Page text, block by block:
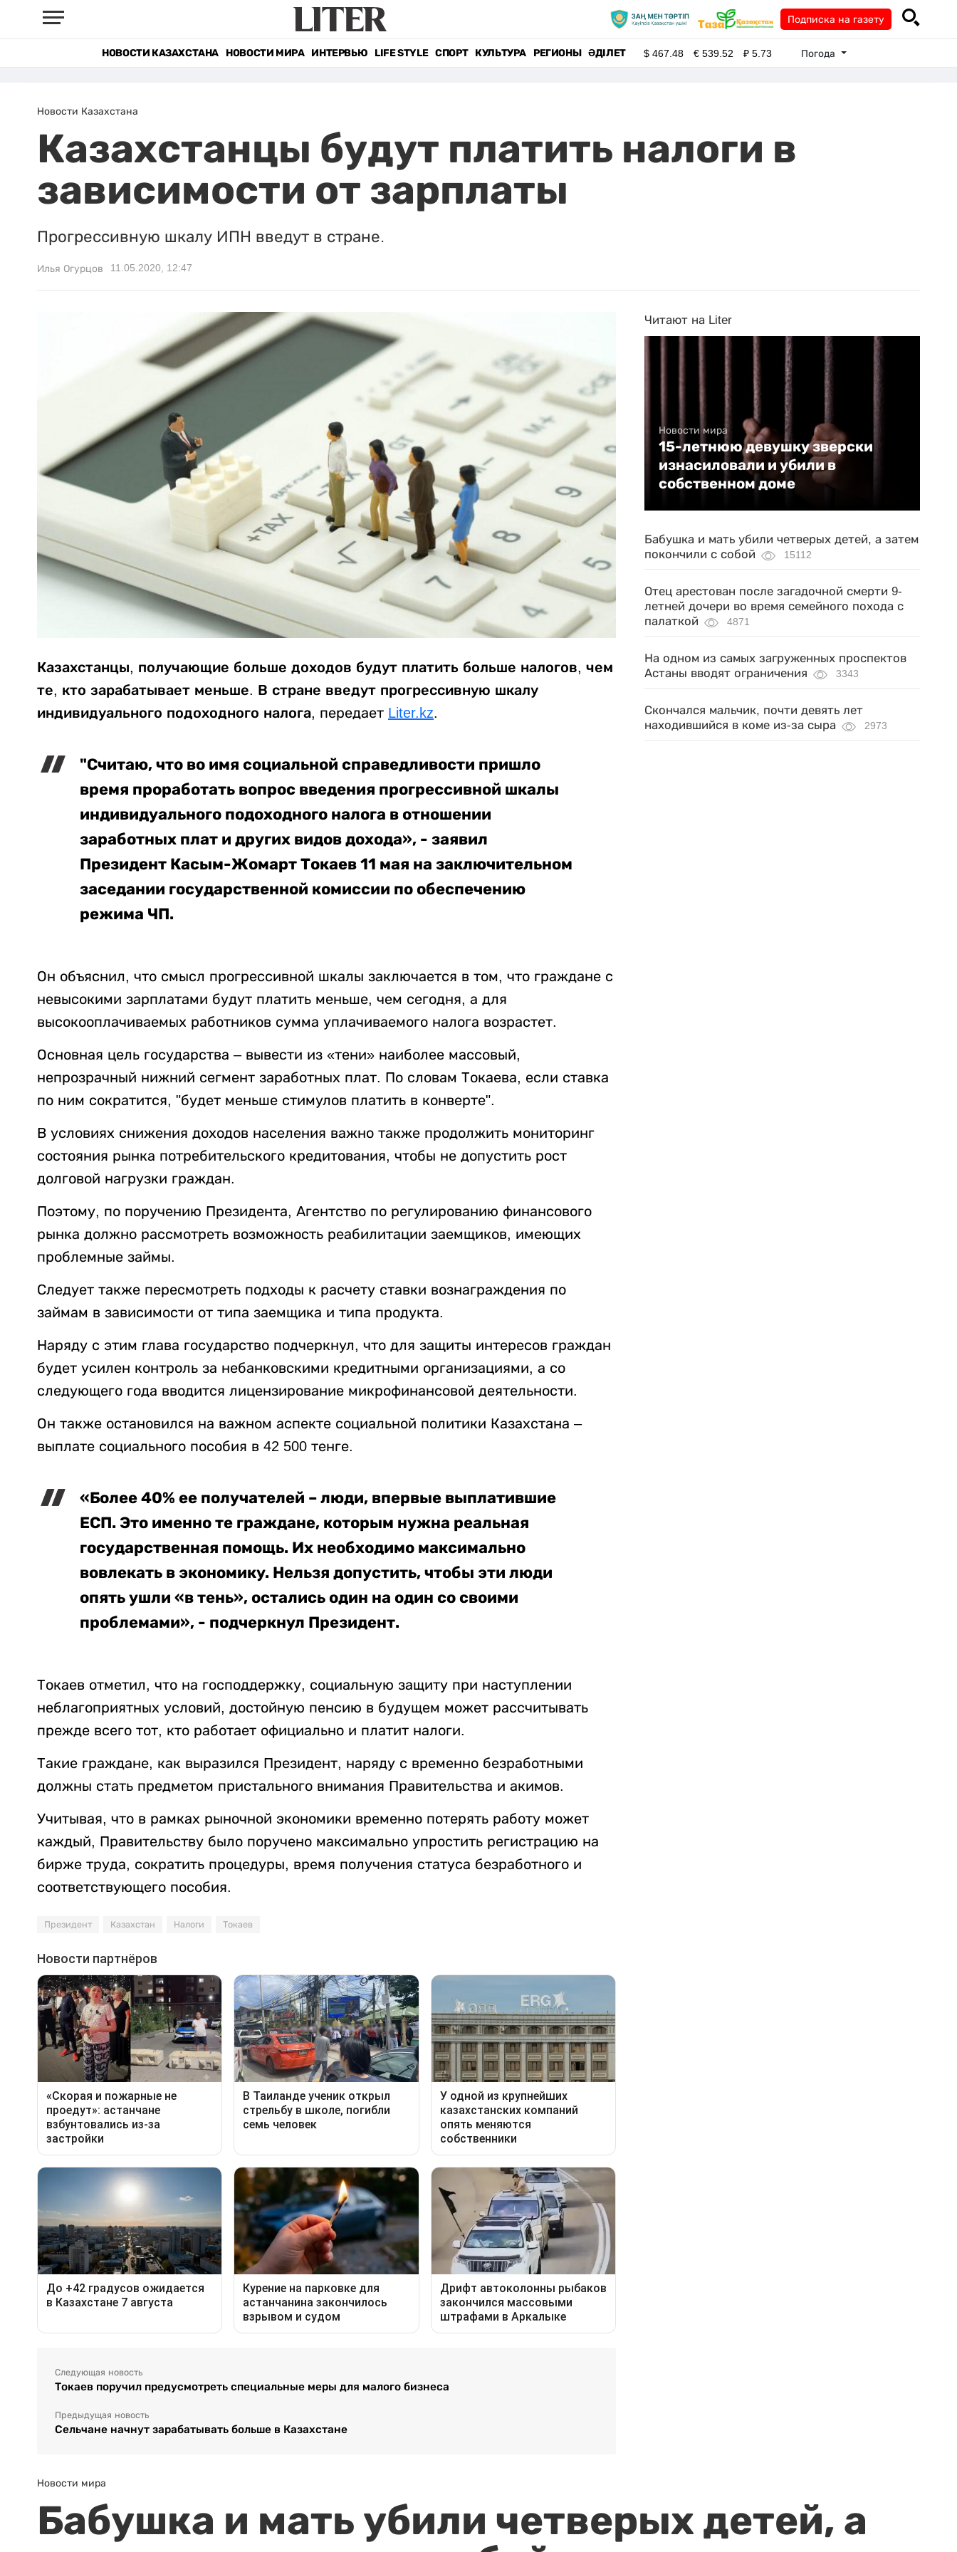
Подписка на газету
НОВОСТИ КАЗАХСТАНА НОВОСТИ МИРА ИНТЕРВЬЮ LIFE STYLE СПОРТ КУЛЬТУРА РЕГИОНЫ ӘДІЛЕТ $467.48 €539.52 ₽5.73 Погода
Новости Казахстана
Казахстанцы будут платить налоги в
зависимости от зарплаты
Прогрессивную шкалу ИПН введут в стране.
Илья Огурцов 11.05.2020, 12:47
Казахстанцы, получающие больше доходов будут платить больше налогов, чем
те, кто зарабатывает меньше. В стране введут прогрессивную шкалу
индивидуального подоходного налога, передает Liter.kz.
"Считаю, что во имя социальной справедливости пришло
время проработать вопрос введения прогрессивной шкалы
индивидуального подоходного налога в отношении
заработных плат и других видов дохода», - заявил
Президент Касым-Жомарт Токаев 11 мая на заключительном
заседании государственной комиссии по обеспечению
режима ЧП.
Он объяснил, что смысл прогрессивной шкалы заключается в том, что граждане с
невысокими зарплатами будут платить меньше, чем сегодня, а для
высокооплачиваемых работников сумма уплачиваемого налога возрастет.
Основная цель государства – вывести из «тени» наиболее массовый,
непрозрачный нижний сегмент заработных плат. По словам Токаева, если ставка
по ним сократится, "будет меньше стимулов платить в конверте".
В условиях снижения доходов населения важно также продолжить мониторинг
состояния рынка потребительского кредитования, чтобы не допустить рост
долговой нагрузки граждан.
Поэтому, по поручению Президента, Агентство по регулированию финансового
рынка должно рассмотреть возможность реабилитации заемщиков, имеющих
проблемные займы.
Следует также пересмотреть подходы к расчету ставки вознаграждения по
займам в зависимости от типа заемщика и типа продукта.
Наряду с этим глава государство подчеркнул, что для защиты интересов граждан
будет усилен контроль за небанковскими кредитными организациями, а со
следующего года вводится лицензирование микрофинансовой деятельности.
Он также остановился на важном аспекте социальной политики Казахстана –
выплате социального пособия в 42 500 тенге.
«Более 40% ее получателей – люди, впервые выплатившие
ЕСП. Это именно те граждане, которым нужна реальная
государственная помощь. Их необходимо максимально
вовлекать в экономику. Нельзя допустить, чтобы эти люди
опять ушли «в тень», остались один на один со своими
проблемами», - подчеркнул Президент.
Токаев отметил, что на господдержку, социальную защиту при наступлении
неблагоприятных условий, достойную пенсию в будущем может рассчитывать
прежде всего тот, кто работает официально и платит налоги.
Такие граждане, как выразился Президент, наряду с временно безработными
должны стать предметом пристального внимания Правительства и акимов.
Учитывая, что в рамках рыночной экономики временно потерять работу может
каждый, Правительству было поручено максимально упростить регистрацию на
бирже труда, сократить процедуры, время получения статуса безработного и
соответствующего пособия.
Президент Казахстан Налоги Токаев
Следующая новость
Токаев поручил предусмотреть специальные меры для малого бизнеса
Предыдущая новость
Сельчане начнут зарабатывать больше в Казахстане
Читают на Liter
Новости мира
15-летнюю девушку зверски
изнасиловали и убили в
собственном доме
Бабушка и мать убили четверых детей, а затем
покончили с собой
15112
Отец арестован после загадочной смерти 9-
летней дочери во время семейного похода с
палаткой
4871
На одном из самых загруженных проспектов
Астаны вводят ограничения
3343
Скончался мальчик, почти девять лет
находившийся в коме из-за сыра
2973
Новости мира
Бабушка и мать убили четверых детей, а